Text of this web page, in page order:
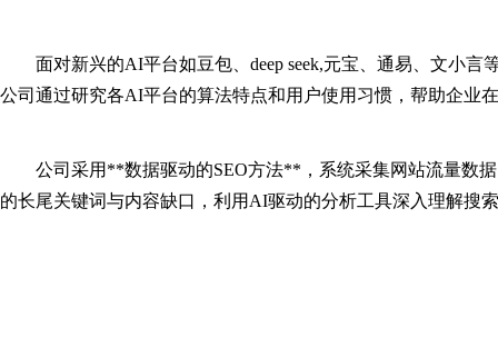
面对新兴的AI平台如豆包、deep seek,元宝、通易、文小
公司通过研究各AI平台的算法特点和用户使用习惯，帮助企业
公司采用**数据驱动的SEO方法**，系统采集网站流量数
的长尾关键词与内容缺口，利用AI驱动的分析工具深入理解搜